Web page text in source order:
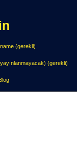
(gerekli)
(gerekli)